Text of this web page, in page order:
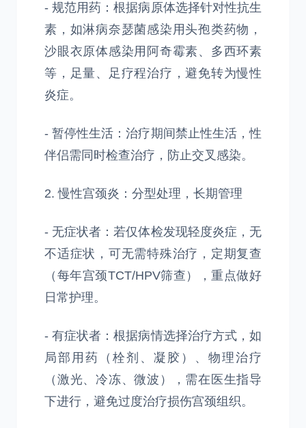
- 规范用药：根据病原体选择针对性抗生
素，如淋病奈瑟菌感染用头孢类药物，
沙眼衣原体感染用阿奇霉素、多西环素
等，足量、足疗程治疗，避免转为慢性
炎症。
- 暂停性生活：治疗期间禁止性生活，性
伴侣需同时检查治疗，防止交叉感染。
2. 慢性宫颈炎：分型处理，长期管理
- 无症状者：若仅体检发现轻度炎症，无
不适症状，可无需特殊治疗，定期复查
（每年宫颈TCT/HPV筛查），重点做好
日常护理。
- 有症状者：根据病情选择治疗方式，如
局部用药（栓剂、凝胶）、物理治疗
（激光、冷冻、微波），需在医生指导
下进行，避免过度治疗损伤宫颈组织。